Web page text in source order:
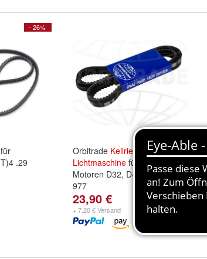
- 26%
für
.29
Orbitrade Keilriemen
Lichtmaschine für Volvo Penta
Motoren D32, D42, D44 VP-
977
23,90 €
+ 7,20 € Versand